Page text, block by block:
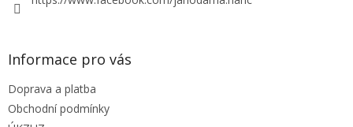
Informace pro vás
Doprava a platba
Obchodní podmínky